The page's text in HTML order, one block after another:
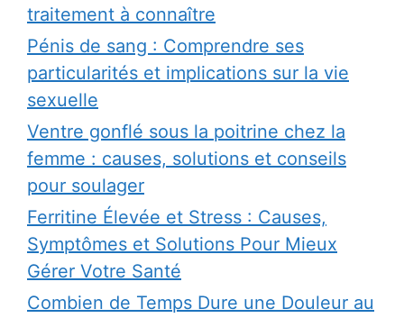
traitement à connaître
Pénis de sang : Comprendre ses
particularités et implications sur la vie
sexuelle
Ventre gonflé sous la poitrine chez la
femme : causes, solutions et conseils
pour soulager
Ferritine Élevée et Stress : Causes,
Symptômes et Solutions Pour Mieux
Gérer Votre Santé
Combien de Temps Dure une Douleur au